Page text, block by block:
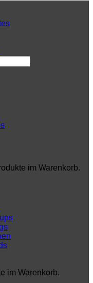
im Warenkorb.
im Warenkorb.